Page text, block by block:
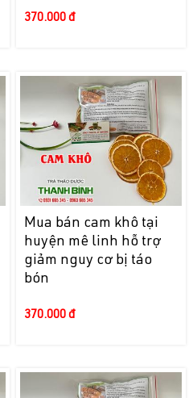
370.000 đ
Mua bán cam khô tại
huyện mê linh hỗ trợ
giảm nguy cơ bị táo
bón
370.000 đ